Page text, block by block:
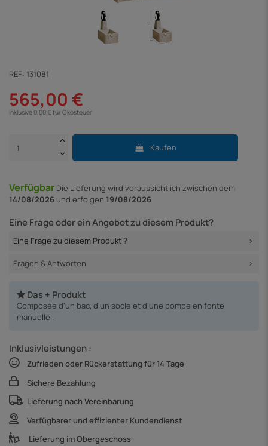
REF: 131081
565,00 €
Inklusive 0,00 € für Ökosteuer
Kaufen
Verfügbar Die Lieferung wird voraussichtlich zwischen dem
14/08/2026 und erfolgen 19/08/2026
Eine Frage oder ein Angebot zu diesem Produkt?
Eine Frage zu diesem Produkt ?
Fragen & Antworten
Das + Produkt
Composée d'un bac, d'un socle et d'une pompe en fonte
manuelle .
Inklusivleistungen :
Zufrieden oder Rückerstattung für 14 Tage
Sichere Bezahlung
Lieferung nach Vereinbarung
Verfügbarer und effizienter Kundendienst
Lieferung im Obergeschoss